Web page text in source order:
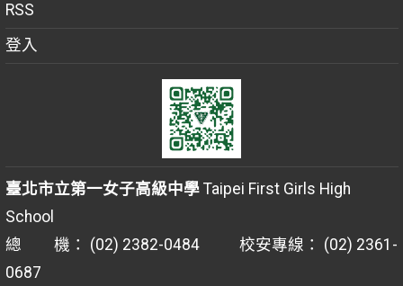
RSS
登入
臺北市立第一女子高級中學Taipei First Girls High
School
總 機： (02) 2382-0484 校安專線： (02) 2361-
0687